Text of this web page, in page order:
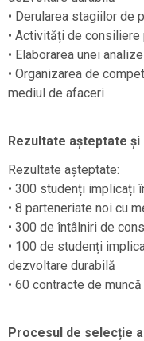
• Derularea stagiilor de
• Activități de
• Elaborarea unei
• Organizarea de
mediul de afaceri
Rezultate așteptate
Rezultate așteptate:
• 300 studenți implicați
• 8 parteneriate noi cu
• 300 de întâlniri de
• 100 de studenți
dezvoltare durabilă
• 60 contracte de
Procesul de selecție